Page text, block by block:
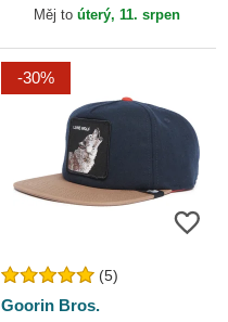
Goorin Bros.
Měj to úterý, 11. srpen
-30%
(5)
Goorin Bros.